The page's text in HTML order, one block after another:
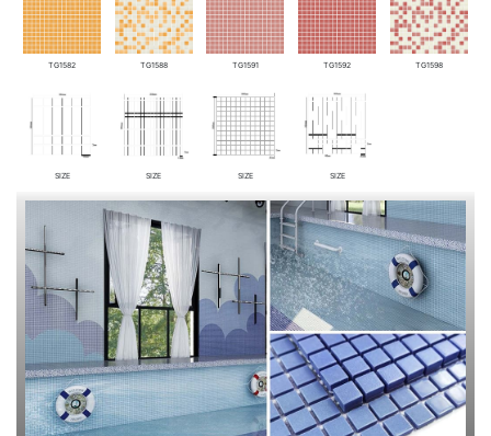
TG1582 TG1588 TG1591 TG1592 TG1598
SIZE SIZE SIZE SIZE